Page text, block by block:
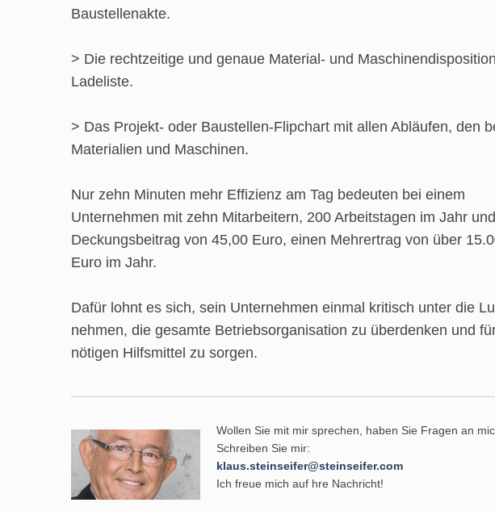
Baustellenakte.
> Die rechtzeitige und genaue Material- und
Ladeliste.
> Das Projekt- oder Baustellen-Flipchart mit allen Abläufen, den
Materialien und Maschinen.
Nur zehn Minuten mehr Effizienz am Tag bedeuten bei einem
Unternehmen mit zehn Mitarbeitern, 200 Arbeitstagen im Jahr
Deckungsbeitrag von 45,00 Euro, einen Mehrertrag von über
Euro im Jahr.
Dafür lohnt es sich, sein Unternehmen einmal kritisch unter die
nehmen, die gesamte Betriebsorganisation zu überdenken und
nötigen Hilfsmittel zu sorgen.
Wollen Sie mit mir sprechen, haben Sie Fragen an
Schreiben Sie mir:
klaus.steinseifer@steinseifer.com
Ich freue mich auf hre Nachricht!